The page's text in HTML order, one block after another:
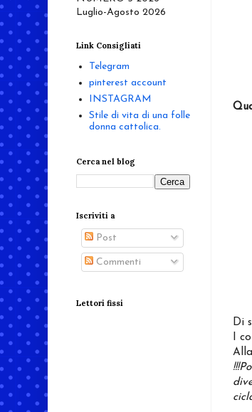
Di
I
Luglio-Agosto 2026
Link Consigliati
Telegram
pinterest account
INSTAGRAM
Stile di vita di una folle
donna cattolica.
Cerca nel blog
Iscriviti a
Post
Commenti
Lettori fissi